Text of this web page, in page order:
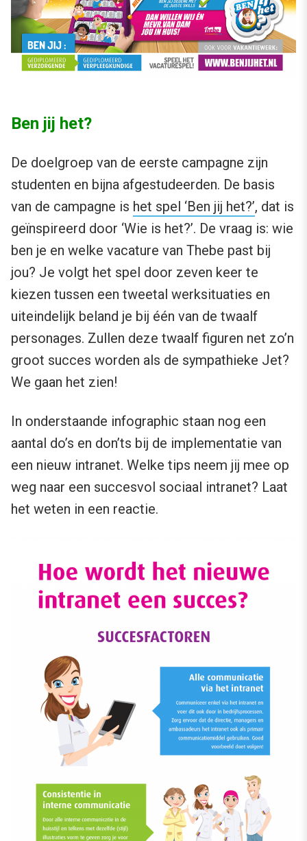
Ben jij het?
De doelgroep van de eerste campagne zijn
studenten en bijna afgestudeerden. De basis
van de campagne is het spel ‘Ben jij het?’, dat is
geïnspireerd door ‘Wie is het?’. De vraag is: wie
ben je en welke vacature van Thebe past bij
jou? Je volgt het spel door zeven keer te
kiezen tussen een tweetal werksituaties en
uiteindelijk beland je bij één van de twaalf
personages. Zullen deze twaalf figuren net zo’n
groot succes worden als de sympathieke Jet?
We gaan het zien!
In onderstaande infographic staan nog een
aantal do’s en don’ts bij de implementatie van
een nieuw intranet. Welke tips neem jij mee op
weg naar een succesvol sociaal intranet? Laat
het weten in een reactie.